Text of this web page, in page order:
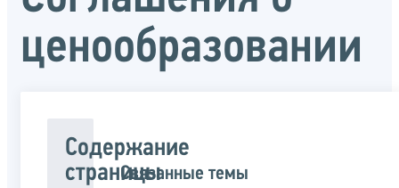
ценообразовании
Содержание
страницыСвязанные темы